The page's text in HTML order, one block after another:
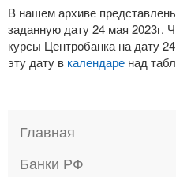
В нашем архиве
заданную дату 24 мая
курсы Центробанка на дату
эту дату в календаре над
Главная
Банки РФ